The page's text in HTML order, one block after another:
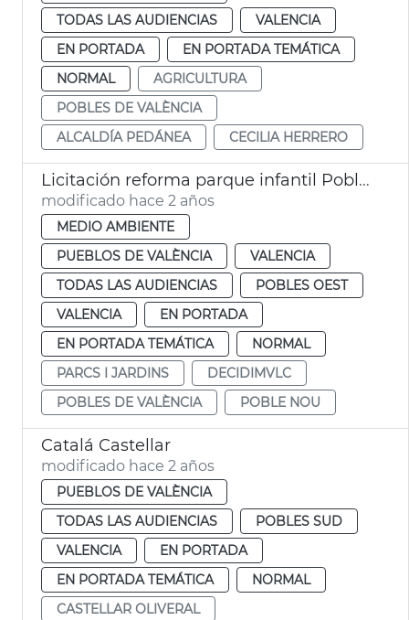
TODAS LAS AUDIENCIAS
VALENCIA
EN PORTADA
EN PORTADA TEMÁTICA
NORMAL
AGRICULTURA
POBLES DE VALÈNCIA
ALCALDÍA PEDÁNEA
CECILIA HERRERO
Licitación reforma parque infantil Poble Nou
modificado hace 2 años
MEDIO AMBIENTE
PUEBLOS DE VALÈNCIA
VALENCIA
TODAS LAS AUDIENCIAS
POBLES OEST
VALENCIA
EN PORTADA
EN PORTADA TEMÁTICA
NORMAL
PARCS I JARDINS
DECIDIMVLC
POBLES DE VALÈNCIA
POBLE NOU
Catalá Castellar
modificado hace 2 años
PUEBLOS DE VALÈNCIA
TODAS LAS AUDIENCIAS
POBLES SUD
VALENCIA
EN PORTADA
EN PORTADA TEMÁTICA
NORMAL
CASTELLAR OLIVERAL